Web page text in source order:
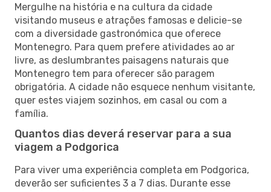
Mergulhe na história e na cultura da cidade
visitando museus e atrações famosas e delicie-se
com a diversidade gastronómica que oferece
Montenegro. Para quem prefere atividades ao ar
livre, as deslumbrantes paisagens naturais que
Montenegro tem para oferecer são paragem
obrigatória. A cidade não esquece nenhum visitante,
quer estes viajem sozinhos, em casal ou com a
família.
Quantos dias deverá reservar para a sua
viagem a Podgorica
Para viver uma experiência completa em Podgorica,
deverão ser suficientes 3 a 7 dias. Durante esse